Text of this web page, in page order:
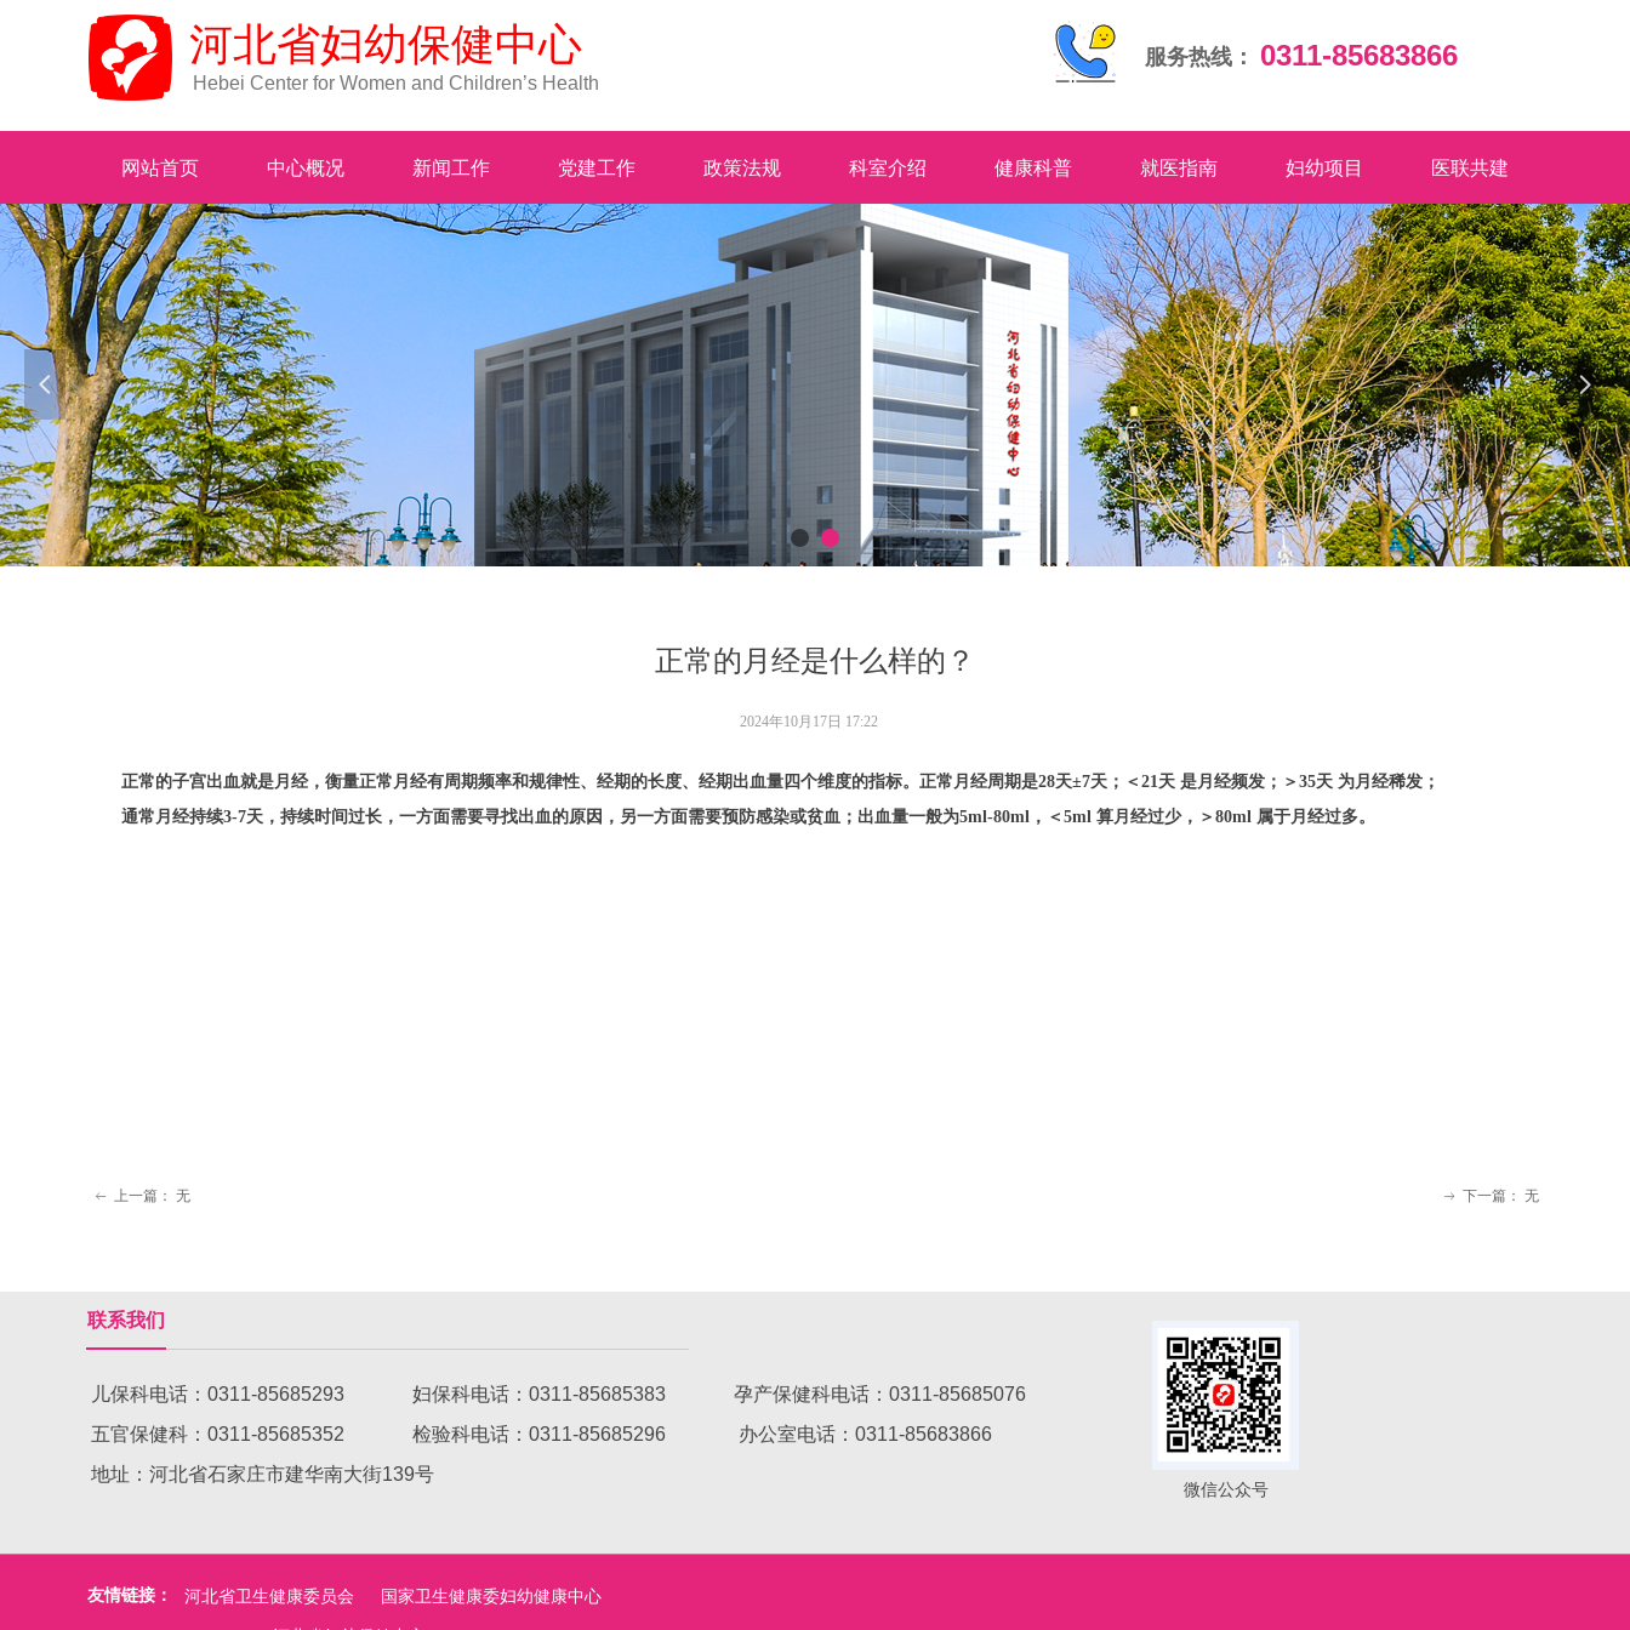
服务热线： 0311-85683866
Hebei Center for Women and Children’s Health
河北省妇幼保健中心
넳 넲
网站首页 中心概况 新闻工作 党建工作 政策法规 科室介绍 健康科普 就医指南 妇幼项目 医联共建
正常的月经是什么样的？
正常的子宫出血就是月经，衡量正常月经有周期频率和规律性、经期的长度、经期出血量四个维度的指标。正常月经周期是28天±7天；＜21天 是月经频发；＞35天 为月经稀发；
通常月经持续3-7天，持续时间过长，一方面需要寻找出血的原因，另一方面需要预防感染或贫血；出血量一般为5ml-80ml，＜5ml 算月经过少，＞80ml 属于月经过多。
2024年10月17日 17:22
ꂃ 上一篇： 无 ꁹ 下一篇： 无
国家卫生健康委妇幼健康中心
河北省卫生健康委员会
友情链接：
联系我们
儿保科电话：0311-85685293 妇保科电话：0311-85685383 孕产保健科电话：0311-85685076
五官保健科：0311-85685352 检验科电话：0311-85685296 办公室电话：0311-85683866
地址：河北省石家庄市建华南大街139号
微信公众号